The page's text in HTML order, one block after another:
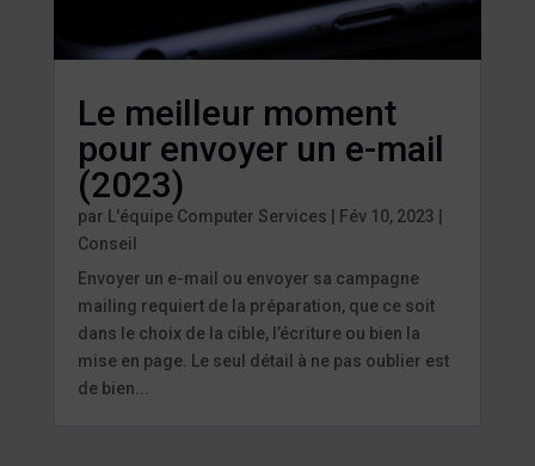
Le meilleur moment
pour envoyer un e-mail
(2023)
par L'équipe Computer Services Fév 10, 2023
Conseil
Envoyer un e-mail ou envoyer sa campagne
mailing requiert de la préparation, que ce soit
dans le choix de la cible, l’écriture ou bien la
mise en page. Le seul détail à ne pas oublier est
de bien...